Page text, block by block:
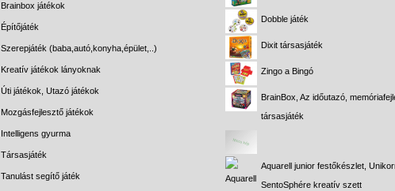
Brainbox játékok
Építőjáték
Szerepjáték (baba,autó,konyha,épület,..)
Kreatív játékok lányoknak
Úti játékok, Utazó játékok
Mozgásfejlesztő játékok
Intelligens gyurma
Társasjáték
Tanulást segítő játék
Dobble játék
Dixit társasjáték
Zingo a Bingó
BrainBox, Az időutazó,
társasjáték
Aquarell junior festőkészlet,
SentoSphére kreatív szett